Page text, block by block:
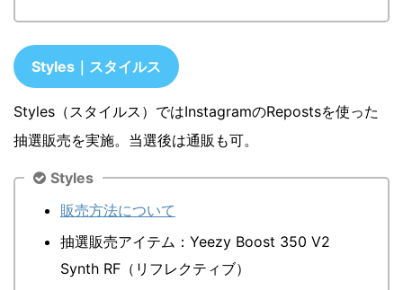
Styles｜スタイルス
Styles（スタイルス）ではInstagramのRepostsを使った
抽選販売を実施。当選後は通販も可。
Styles
販売方法について
抽選販売アイテム：Yeezy Boost 350 V2
Synth RF（リフレクティブ）